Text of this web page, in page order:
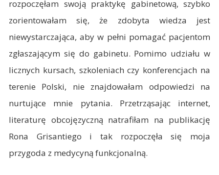
rozpoczęłam swoją praktykę gabinetową, szybko
zorientowałam się, że zdobyta wiedza jest
niewystarczająca, aby w pełni pomagać pacjentom
zgłaszającym się do gabinetu. Pomimo udziału w
licznych kursach, szkoleniach czy konferencjach na
terenie Polski, nie znajdowałam odpowiedzi na
nurtujące mnie pytania. Przetrząsając internet,
literaturę obcojęzyczną natrafiłam na publikację
Rona Grisantiego i tak rozpoczęła się moja
przygoda z medycyną funkcjonalną.